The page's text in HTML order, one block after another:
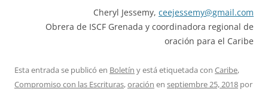
Cheryl Jessemy, ceejessemy@gmail.com
Obrera de ISCF Grenada y coordinadora regional de
oración para el Caribe
Esta entrada se publicó en Boletín y está etiquetada con Caribe,
Compromiso con las Escrituras,oración en septiembre 25, 2018 por